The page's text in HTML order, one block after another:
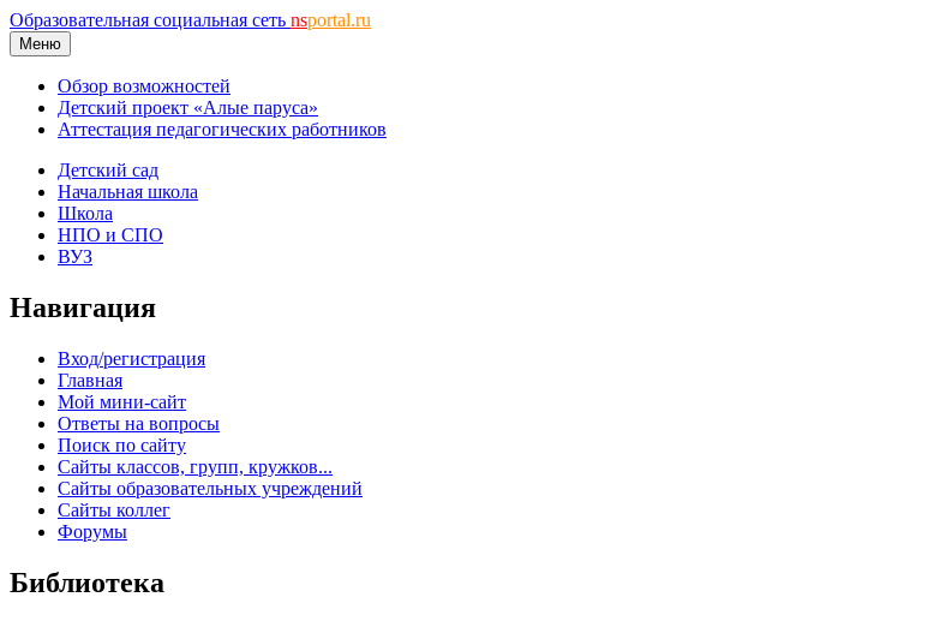
Образовательная социальная сеть nsportal.ru
Меню
Обзор возможностей
Детский проект «Алые паруса»
Аттестация педагогических работников
Детский сад
Начальная школа
Школа
НПО и СПО
ВУЗ
Навигация
Вход/регистрация
Главная
Мой мини-сайт
Ответы на вопросы
Поиск по сайту
Сайты классов, групп, кружков...
Сайты образовательных учреждений
Сайты коллег
Форумы
Библиотека